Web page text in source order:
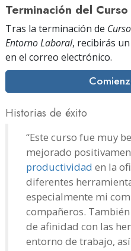
Terminación del Curso
Tras la terminación de
Entorno Laboral, recibirás
en el correo electrónico.
Historias de éxito
“Este curso fue muy
mejorado
productividad en la
diferentes
especialmente mi
compañeros.
de afinidad con las
entorno de trabajo,